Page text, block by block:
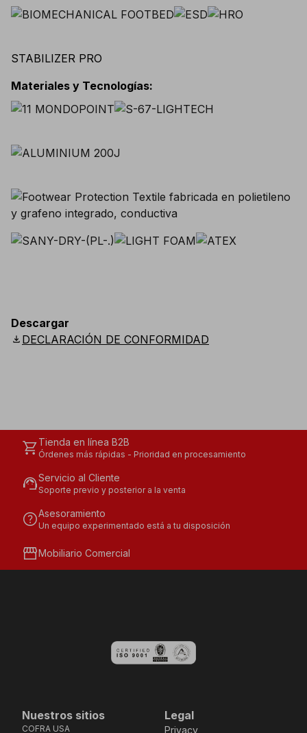
STABILIZER PRO
Materiales y Tecnologías:
Descargar
download DECLARACIÓN DE CONFORMIDAD
shopping_cartTienda en línea B2B
Órdenes más rápidas - Prioridad en procesamiento
support_agentServicio al Cliente
Soporte previo y posterior a la venta
helpAsesoramiento
Un equipo experimentado está a tu disposición
storefrontMobiliario Comercial
Nuestros sitios
COFRA USA
Legal
Privacy